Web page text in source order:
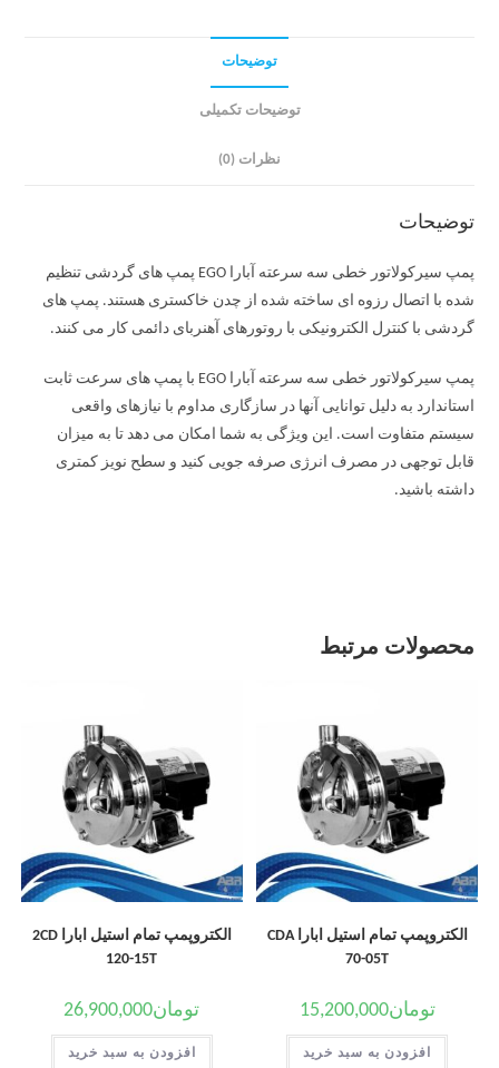
توضیحات
توضیحات تکمیلی
نظرات (0)
توضیحات
پمپ سیرکولاتور خطی سه سرعته آبارا EGO پمپ های گردشی تنظیم
شده با اتصال رزوه ای ساخته شده از چدن خاکستری هستند. پمپ های
گردشی با کنترل الکترونیکی با روتورهای آهنربای دائمی کار می کنند.
پمپ سیرکولاتور خطی سه سرعته آبارا EGO با پمپ های سرعت ثابت
استاندارد به دلیل توانایی آنها در سازگاری مداوم با نیازهای واقعی
سیستم متفاوت است. این ویژگی به شما امکان می دهد تا به میزان
قابل توجهی در مصرف انرژی صرفه جویی کنید و سطح نویز کمتری
داشته باشید.
محصولات مرتبط
الکتروپمپ تمام استیل ابارا CDA
70-05T
تومان15,200,000
افزودن به سبد خرید
الکتروپمپ تمام استیل ابارا 2CD
120-15T
تومان26,900,000
افزودن به سبد خرید